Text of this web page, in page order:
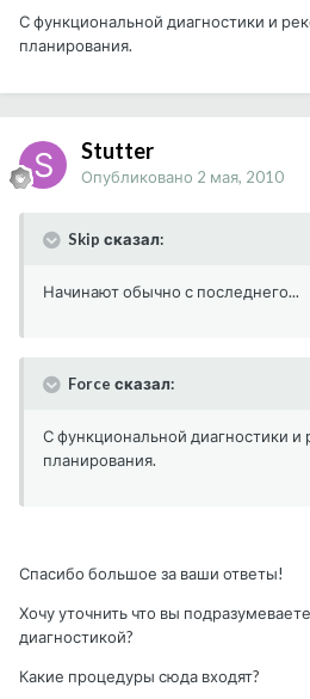
С функциональной диагностики и
планирования.
Stutter
Опубликовано 2 мая, 2010
Skip сказал:
Начинают обычно с последнего...
Force сказал:
С функциональной диагностики и
планирования.
Спасибо большое за ваши ответы!
Хочу уточнить что вы
диагностикой?
Какие процедуры сюда входят?